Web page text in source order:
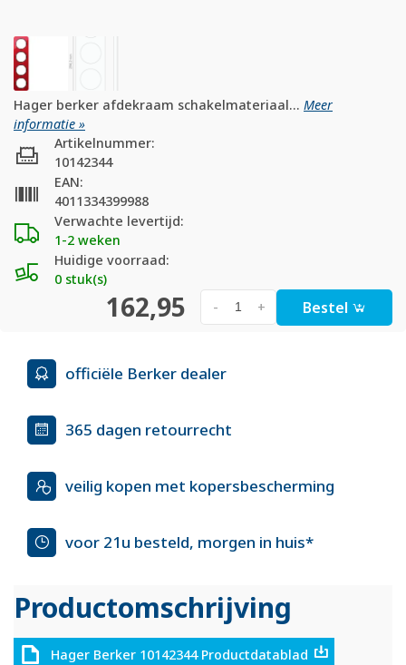
Hager berker afdekraam schakelmateriaal... Meer
informatie »
Verwachte levertijd:
1-2 weken
Huidige voorraad:
0 stuk(s)
Artikelnummer:
10142344
EAN:
4011334399988
162,95 +
- Bestel
officiële Berker dealer
365 dagen retourrecht
veilig kopen met kopersbescherming
voor 21u besteld, morgen in huis*
Productomschrijving
Hager Berker 10142344 Productdatablad